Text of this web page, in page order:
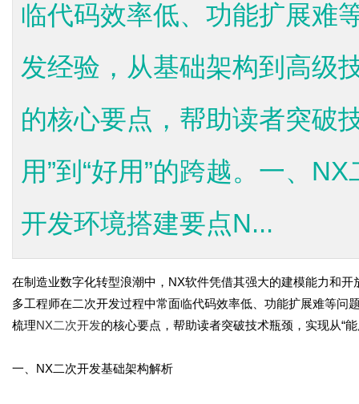
临代码效率低、功能扩展难
发经验，从基础架构到高级
的核心要点，帮助读者突破
用”到“好用”的跨越。一、
开发环境搭建要点N...
在制造业数字化转型浪潮中，NX软件凭借其强大的建模能力和
多工程师在二次开发过程中常面临代码效率低、功能扩展难等
梳理NX二次开发的核心要点，帮助读者突破技术瓶颈，实现从“能
一、NX二次开发基础架构解析